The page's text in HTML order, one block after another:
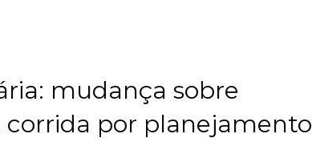
mudança sobre
corrida por planejamento